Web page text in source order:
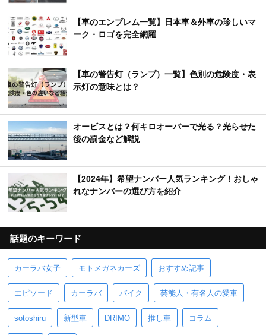
【車のエンブレム一覧】日本車＆外車の珍しいマ
ーク・ロゴを完全網羅
【車の警告灯（ランプ）一覧】色別の危険度・表
示灯の意味とは？
オービスとは？何キロオーバーで光る？光らせた
後の罰金など解説
【2024年】希望ナンバー人気ランキング！おしゃ
れなナンバーの選び方を紹介
話題のキーワード
カーラバ女子 モトメガネカーズ おすすめ記事
エピソード カーラバ バイク 芸能人・有名人の愛車
sotoshiru 新型車 DRIMO 推し車 コラム